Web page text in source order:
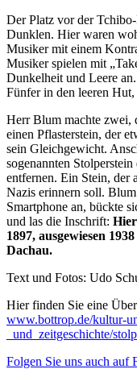
Der Platz vor der
Dunklen. Hier waren
Musiker mit einem
Musiker spielen mit
Dunkelheit und Leere
Fünfer in den leeren
Herr Blum machte zwei,
einen Pflasterstein, der
sein Gleichgewicht.
sogenannten
entfernen. Ein Stein, der
Nazis erinnern soll.
Smartphone an, bückte
und las die Inschrift:
1897, ausgewiesen
Dachau.
Text und Fotos: Udo
Hier finden Sie eine
www.bottrop.de/kultur-
_und_zeitgeschichte/
Folgen Sie uns auch auf